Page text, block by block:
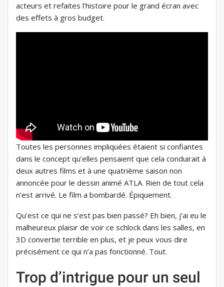
acteurs et refaites l’histoire pour le grand écran avec
des effets à gros budget.
Toutes les personnes impliquées étaient si confiantes
dans le concept qu’elles pensaient que cela conduirait à
deux autres films et à une quatrième saison non
annoncée pour le dessin animé ATLA. Rien de tout cela
n’est arrivé. Le film a bombardé. Épiquement.
Qu’est ce qui ne s’est pas bien passé? Eh bien, j’ai eu le
malheureux plaisir de voir ce schlock dans les salles, en
3D convertie terrible en plus, et je peux vous dire
précisément ce qui n’a pas fonctionné. Tout.
Trop d’intrigue pour un seul